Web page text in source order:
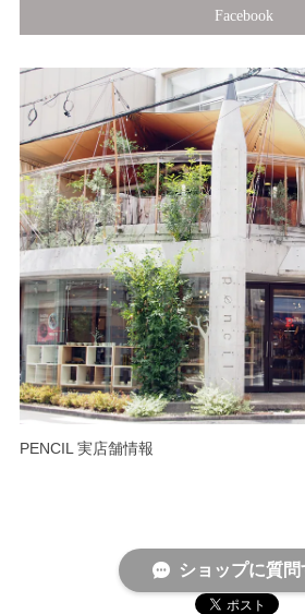
Facebook
PENCIL 実店舗情報
ショップに質問